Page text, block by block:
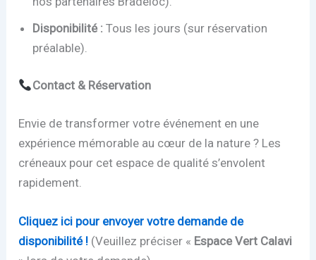
Disponibilité : Tous les jours (sur réservation
préalable).
Contact & Réservation
Envie de transformer votre événement en une
expérience mémorable au cœur de la nature ? Les
créneaux pour cet espace de qualité s’envolent
rapidement.
Cliquez ici pour envoyer votre demande de
disponibilité ! (Veuillez préciser « Espace Vert Calavi